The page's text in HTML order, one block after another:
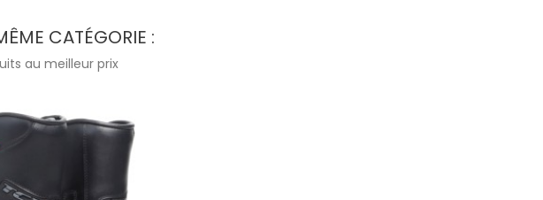
CATÉGORIE :
au meilleur prix